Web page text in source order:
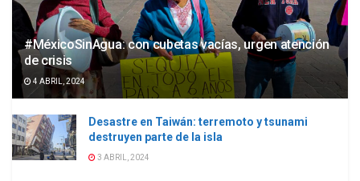
#MéxicoSinAgua: con cubetas vacías, urgen atención
de crisis
4 ABRIL, 2024
Desastre en Taiwán: terremoto y tsunami
destruyen parte de la isla
3 ABRIL, 2024